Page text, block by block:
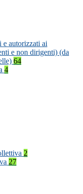
autorizzati ai
e non dirigenti) (da
64
4
2
27